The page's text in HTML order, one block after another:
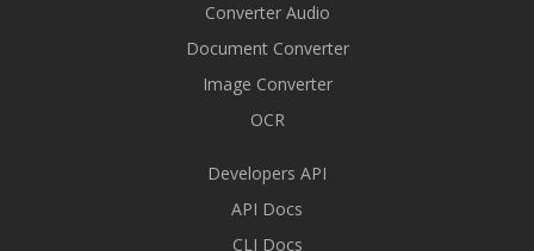
Converter Audio
Document Converter
Image Converter
OCR
Developers API
API Docs
CLI Docs